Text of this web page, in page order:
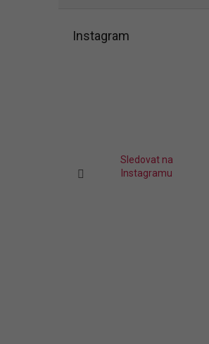
Instagram
Sledovat na
Instagramu